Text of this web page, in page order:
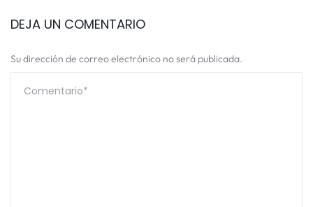
DEJA UN COMENTARIO
Su dirección de correo electrónico no será publicada.